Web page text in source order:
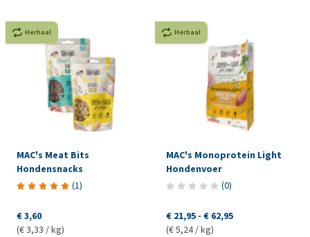
Herhaal
MAC's Meat Bits
Hondensnacks
(1)
€ 3,60
(€ 3,33 / kg)
Herhaal
MAC's Monoprotein Light
Hondenvoer
(0)
€ 21,95 - € 62,95
(€ 5,24 / kg)